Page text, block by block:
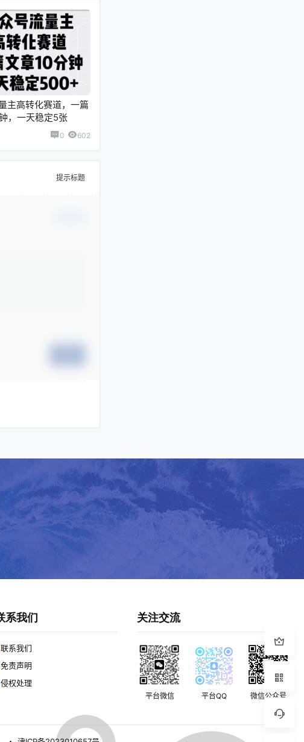
主高转化赛道，一篇
，一天稳定5张
0 602
提示标题
系我们
联系我们
免责声明
侵权处理
关注交流
平台微信 平台QQ 微信公众号